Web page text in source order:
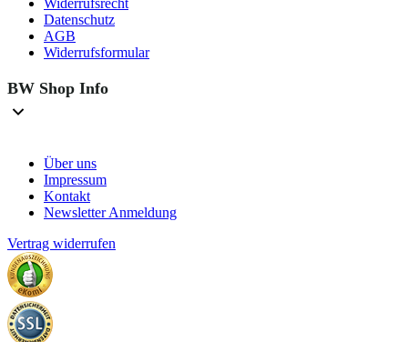
Widerrufsrecht
Datenschutz
AGB
Widerrufsformular
BW Shop Info
Über uns
Impressum
Kontakt
Newsletter Anmeldung
Vertrag widerrufen